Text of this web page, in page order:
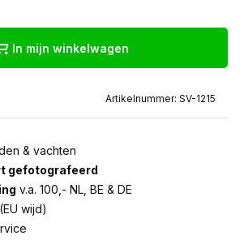
In mijn winkelwagen
Artikelnummer: SV-1215
& vachten
gefotografeerd
v.a. 100,- NL, BE & DE
wijd)